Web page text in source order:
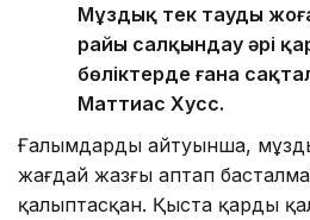
Мұздық тек таудың
райы салқындау әрі
бөліктерде ғана
Маттиас Хусс.
Ғалымдардың айтуынша,
жағдай жазғы аптап
қалыптасқан. Қыста қардың